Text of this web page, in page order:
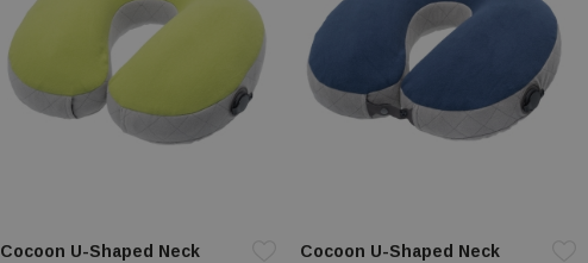
Cocoon U-Shaped Neck
Cocoon U-Shaped Neck